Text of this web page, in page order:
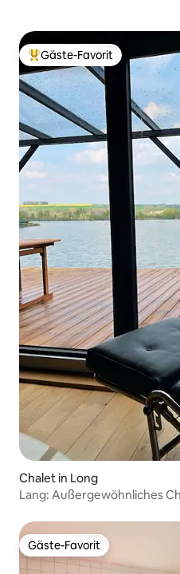
Beliebter Gäste-Favorit.
Gäste-Favorit
Chalet in Long
Lang: Außergewöhnliches
Gäste-Favorit
Gäste-Favorit